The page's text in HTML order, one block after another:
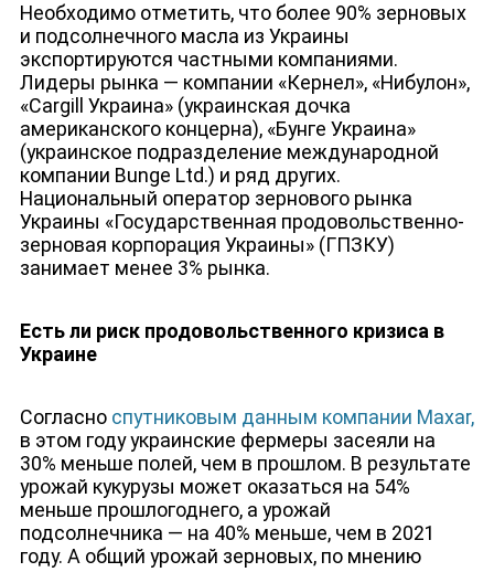
ЮТУБ-КАНАЛ
Необходимо отметить, что более 90% зерновых
и подсолнечного масла из Украины
экспортируются частными компаниями.
Лидеры рынка — компании «Кернел», «Нибулон»,
«Cargill Украина» (украинская дочка
американского концерна), «Бунге Украина»
(украинское подразделение международной
компании Bunge Ltd.) и ряд других.
Национальный оператор зернового рынка
Украины «Государственная продовольственно-
зерновая корпорация Украины» (ГПЗКУ)
занимает менее 3% рынка.
Есть ли риск продовольственного кризиса в
Украине
Согласно спутниковым данным компании Maxar,
в этом году украинские фермеры засеяли на
30% меньше полей, чем в прошлом. В результате
урожай кукурузы может оказаться на 54%
меньше прошлогоднего, а урожай
подсолнечника — на 40% меньше, чем в 2021
году. А общий урожай зерновых, по мнению